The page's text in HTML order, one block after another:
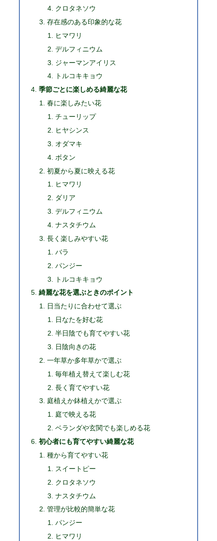
クロタネソウ
存在感のある印象的な花
ヒマワリ
デルフィニウム
ジャーマンアイリス
トルコキキョウ
季節ごとに楽しめる綺麗な花
春に楽しみたい花
チューリップ
ヒヤシンス
オダマキ
ボタン
初夏から夏に映える花
ヒマワリ
ダリア
デルフィニウム
ナスタチウム
長く楽しみやすい花
バラ
パンジー
トルコキキョウ
綺麗な花を選ぶときのポイント
日当たりに合わせて選ぶ
日なたを好む花
半日陰でも育てやすい花
日陰向きの花
一年草か多年草かで選ぶ
毎年植え替えて楽しむ花
長く育てやすい花
庭植えか鉢植えかで選ぶ
庭で映える花
ベランダや玄関でも楽しめる花
初心者にも育てやすい綺麗な花
種から育てやすい花
スイートピー
クロタネソウ
ナスタチウム
管理が比較的簡単な花
パンジー
ヒマワリ